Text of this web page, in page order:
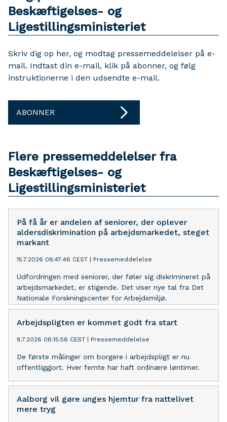
Beskæftigelses- og
Ligestillingsministeriet
Skriv dig op her, og modtag pressemeddelelser på e-
mail. Indtast din e-mail, klik på abonner, og følg
instruktionerne i den udsendte e-mail.
ABONNER
Flere pressemeddelelser fra
Beskæftigelses- og
Ligestillingsministeriet
På få år er andelen af seniorer, der oplever
aldersdiskrimination på arbejdsmarkedet, steget
markant
15.7.2026 08:47:46 CEST Pressemeddelelse
Udfordringen med seniorer, der føler sig diskrimineret på
arbejdsmarkedet, er stigende. Det viser nye tal fra Det
Nationale Forskningscenter for Arbejdsmiljø.
Arbejdspligten er kommet godt fra start
8.7.2026 08:15:58 CEST Pressemeddelelse
De første målinger om borgere i arbejdspligt er nu
offentliggjort. Hver femte har haft ordinære løntimer.
Aalborg vil gøre unges hjemtur fra nattelivet
mere tryg